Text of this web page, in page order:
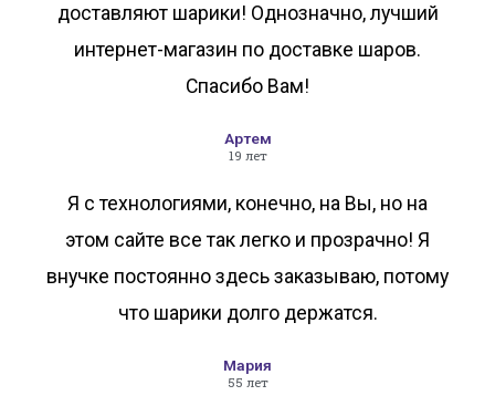
доставляют шарики! Однозначно, лучший
интернет-магазин по доставке шаров.
Спасибо Вам!
Артем
19 лет
Я с технологиями, конечно, на Вы, но на
этом сайте все так легко и прозрачно! Я
внучке постоянно здесь заказываю, потому
что шарики долго держатся.
Мария
55 лет